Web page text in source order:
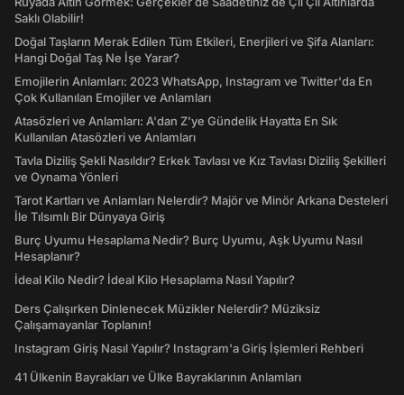
Saklı Olabilir!
Doğal Taşların Merak Edilen Tüm Etkileri, Enerjileri ve Şifa Alanları:
Hangi Doğal Taş Ne İşe Yarar?
Emojilerin Anlamları: 2023 WhatsApp, Instagram ve Twitter'da En
Çok Kullanılan Emojiler ve Anlamları
Atasözleri ve Anlamları: A'dan Z'ye Gündelik Hayatta En Sık
Kullanılan Atasözleri ve Anlamları
Tavla Diziliş Şekli Nasıldır? Erkek Tavlası ve Kız Tavlası Diziliş Şekilleri
ve Oynama Yönleri
Tarot Kartları ve Anlamları Nelerdir? Majör ve Minör Arkana Desteleri
İle Tılsımlı Bir Dünyaya Giriş
Burç Uyumu Hesaplama Nedir? Burç Uyumu, Aşk Uyumu Nasıl
Hesaplanır?
İdeal Kilo Nedir? İdeal Kilo Hesaplama Nasıl Yapılır?
Ders Çalışırken Dinlenecek Müzikler Nelerdir? Müziksiz
Çalışamayanlar Toplanın!
Instagram Giriş Nasıl Yapılır? Instagram'a Giriş İşlemleri Rehberi
41 Ülkenin Bayrakları ve Ülke Bayraklarının Anlamları